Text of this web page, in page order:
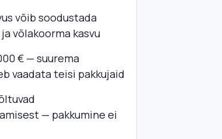
võib soodustada
võlakoorma kasvu
€ — suurema
vaadata teisi pakkujaid
— pakkumine ei